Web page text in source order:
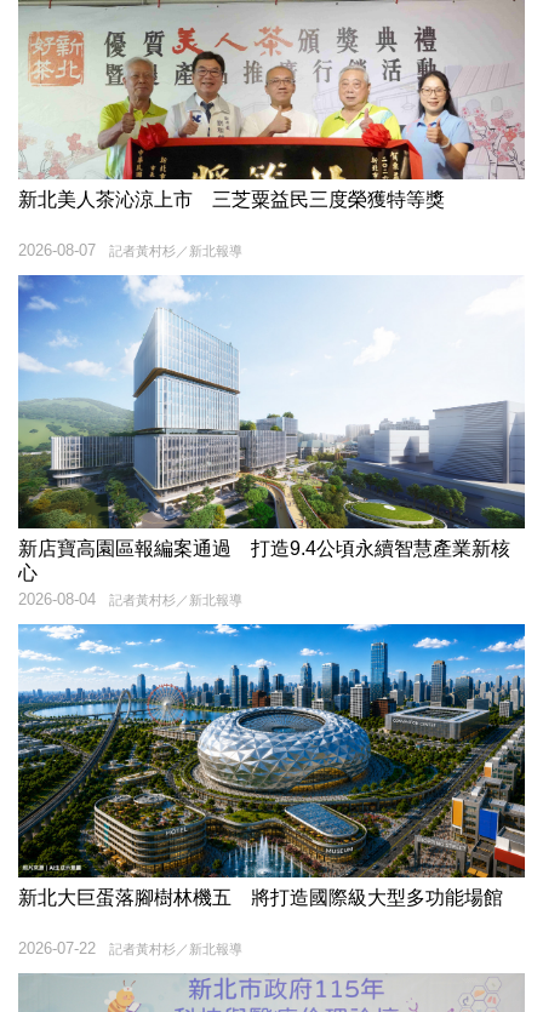
新北美人茶沁涼上市 三芝粟益民三度榮獲特等獎
記者黃村杉／新北報導
2026-08-07
新店寶高園區報編案通過 打造9.4公頃永續智慧產業新核
心
記者黃村杉／新北報導
2026-08-04
新北大巨蛋落腳樹林機五 將打造國際級大型多功能場館
記者黃村杉／新北報導
2026-07-22